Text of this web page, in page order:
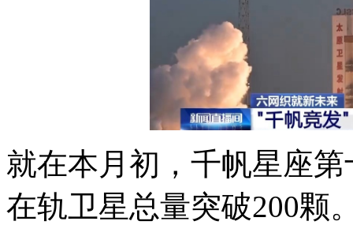
就在本月初，千帆星座
在轨卫星总量突破200颗